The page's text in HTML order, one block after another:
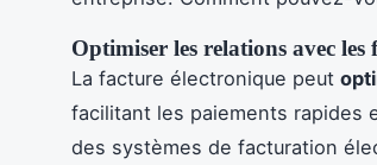
Optimiser les relations avec les
La facture électronique peut
facilitant les paiements rapides
des systèmes de facturation